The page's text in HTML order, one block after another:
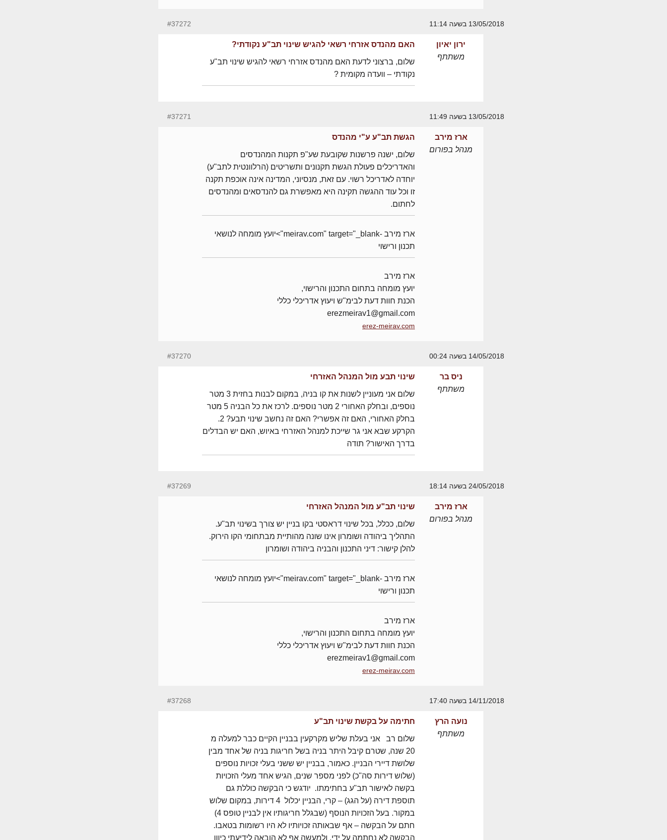
13/05/2018 בשעה 11:14 #37272
ירון יאיון
משתתף
האם מהנדס אזרחי רשאי להגיש שינוי תב"ע נקודתי?
שלום, ברצוני לדעת האם מהנדס אזרחי רשאי להגיש שינוי תב"ע
נקודתי – וועדה מקומית ?
13/05/2018 בשעה 11:49 #37271
ארז מירב
מנהל בפורום
הגשת תב"ע ע"י מהנדס
שלום, ישנה פרשנות שקובעת שע"פ תקנות המהנדסים
והאדריכלים פעולת הגשת תקנונים ותשריטים (הרלוונטית לתב"ע)
יוחדה לאדריכל רשוי. עם זאת, מנסיוני, המדינה אינה אוכפת תקנה
זו וכל עוד ההגשה תקינה היא מאפשרת גם להנדסאים ומהנדסים
לחתום.
ארז מירב -meirav.com" target="_blank">יועץ מומחה לנושאי
תכנון ורישוי
ארז מירב
יועץ מומחה בתחום התכנון והרישוי,
הכנת חוות דעת לבימ"ש ויעוץ אדריכלי כללי
erezmeirav1@gmail.com
erez-meirav.com
14/05/2018 בשעה 00:24 #37270
ניס בר
משתתף
שינוי תבע מול המנהל האזרחי
שלום אני מעוניין לשנות את קו בניה, במקום לבנות בחזית 3 מטר
נוספים, ובחלק האחורי 2 מטר נוספים. לרכז את כל הבניה 5 מטר
בחלק האחורי, האם זה אפשרי? האם זה נחשב שינוי תבע? 2.
הקרקע שבא אני גר שייכת למנהל האזרחי באיוש, האם יש הבדלים
בדרך האישור? תודה
24/05/2018 בשעה 18:14 #37269
ארז מירב
מנהל בפורום
שינוי תב"ע מול המנהל האזרחי
שלום, ככלל, בכל שינוי דראסטי בקו בניין יש צורך בשינוי תב"ע.
התהליך ביהודה ושומרון אינו שונה מהותיית מבתחומי הקו הירוק.
להלן קישור: דיני התכנון והבניה ביהודה ושומרון
ארז מירב -meirav.com" target="_blank">יועץ מומחה לנושאי
תכנון ורישוי
ארז מירב
יועץ מומחה בתחום התכנון והרישוי,
הכנת חוות דעת לבימ"ש ויעוץ אדריכלי כללי
erezmeirav1@gmail.com
erez-meirav.com
14/11/2018 בשעה 17:40 #37268
נועה הרץ
משתתף
חתימה על בקשת שינוי תב"ע
שלום רב אני בעלת שליש מקרקעין בבניין הקיים כבר למעלה מ
20 שנה, שטרם קיבל היתר בניה בשל חריגות בניה של אחד מבין
שלושת דיירי הבניין. כאמור, בבניין יש ששני בעלי זכויות נוספים
(שלוש דירות סה"כ) לפני מספר שנים, הגיש אחד מעלי הזכויות
בקשה לאישור תב"ע בחתימתו. יודגש כי הבקשה כוללת גם
תוספת דירה (על הגג) – קרי, הבניין יכלול 4 דירות, במקום שלוש
במקור. בעל הזכויות הנוסף (שבגלל חריגותיו אין לבניין טופס 4)
חתם על הבקשה – אף שבאותה זכויותיו לא היו רשומות בטאבו.
הבקשה לא נחתמה על ידי, ולמעשה אף לא הובאה לידיעתי כיוון